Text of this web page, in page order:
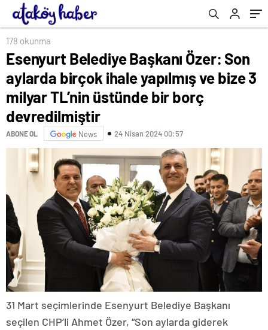
TL’nin üstünde bir borç devredilmiştir
178 okunma
Esenyurt Belediye Başkanı Özer: Son
aylarda birçok ihale yapılmış ve bize 3
milyar TL’nin üstünde bir borç
devredilmiştir
ABONE OL News 24 Nisan 2024 00:57
31 Mart seçimlerinde Esenyurt Belediye Başkanı
seçilen CHP’li Ahmet Özer, “Son aylarda giderek